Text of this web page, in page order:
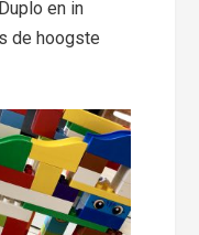
en in
de hoogste